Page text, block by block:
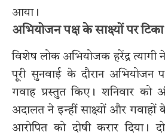
आया।
अभियोजन पक्ष के साक्ष्यों पर
विशेष लोक अभियोजक हरेंद्र त्यागी
पूरी सुनवाई के दौरान अभियोजन
गवाह प्रस्तुत किए। शनिवार को
अदालत ने इन्हीं साक्ष्यों और
आरोपित को दोषी करार दिया।